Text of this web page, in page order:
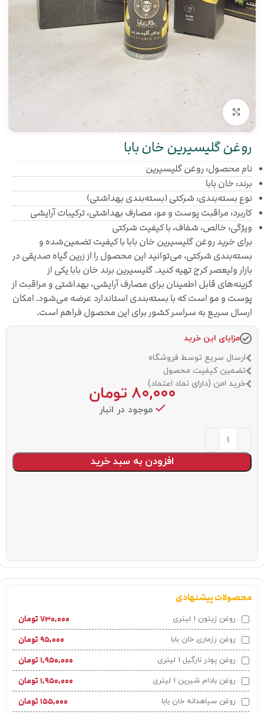
بزرگنمایی تصویر
روغن گلیسیرین خان بابا
نام محصول: روغن گلیسیرین
برند: خان بابا
نوع بسته‌بندی: شرکتی (بسته‌بندی بهداشتی)
کاربرد: مراقبت پوست و مو، مصارف بهداشتی، ترکیبات آرایشی
ویژگی: خالص، شفاف، با کیفیت شرکتی
برای خرید روغن گلیسیرین خان بابا با کیفیت تضمین‌شده و
بسته‌بندی شرکتی، می‌توانید این محصول را از زرین گیاه صدیقی در
بازار ولیعصر کرج تهیه کنید. گلیسیرین برند خان بابا یکی از
گزینه‌های قابل اطمینان برای مصارف آرایشی، بهداشتی و مراقبت از
پوست و مو است که با بسته‌بندی استاندارد عرضه می‌شود. امکان
ارسال سریع به سراسر کشور برای این محصول فراهم است.
مزایای این خرید
ارسال سریع توسط فروشگاه
تضمین کیفیت محصول
خرید امن (دارای نماد اعتماد)
۸۰,۰۰۰ تومان
موجود در انبار
افزودن به سبد خرید
محصولات پیشنهادی
روغن زیتون 1 لیتری ۷۳۰,۰۰۰ تومان
روغن رزماری خان بابا ۹۵,۰۰۰ تومان
روغن پودر نارگیل 1 لیتری ۱,۹۵۰,۰۰۰ تومان
روغن بادام شیرین 1 لیتری ۱,۹۵۰,۰۰۰ تومان
روغن سیاهدانه خان بابا ۱۵۵,۰۰۰ تومان